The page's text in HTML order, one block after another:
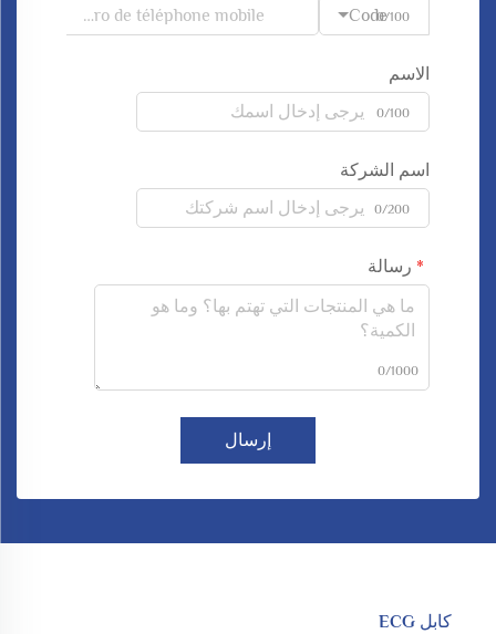
Code0/100
الاسم
0/100
اسم الشركة
0/200
رسالة
0/1000
إرسال
كابل ECG